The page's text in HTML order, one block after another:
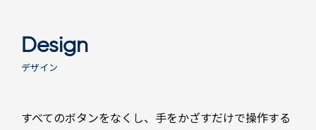
Design
デザイン
すべてのボタンをなくし、手をかざすだけで操作する